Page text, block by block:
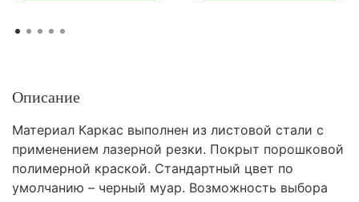
Описание
Материал Каркас выполнен из листовой стали с
применением лазерной резки. Покрыт порошковой
полимерной краской. Стандартный цвет по
умолчанию – черный муар. Возможность выбора